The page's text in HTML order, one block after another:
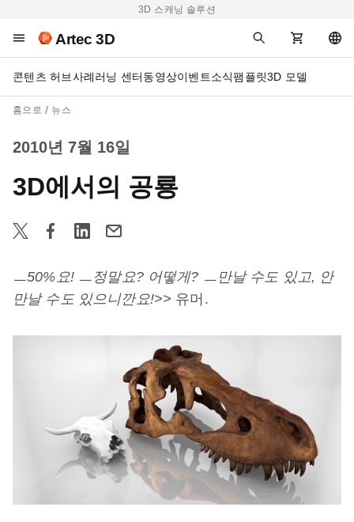
3D 스캐닝 솔루션
Artec 3D
콘텐츠 허브사례러닝 센터동영상이벤트소식팸플릿3D 모델
홈으로 뉴스
2010년 7월 16일
3D에서의 공룡
ㅡ50%요! ㅡ정말요? 어떻게? ㅡ만날 수도 있고, 안
만날 수도 있으니깐요!>> 유머.